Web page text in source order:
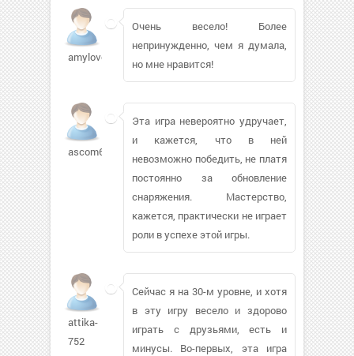
amylovoi
Очень весело! Более
непринужденно, чем я думала,
но мне нравится!
ascom64154
Эта игра невероятно удручает,
и кажется, что в ней
невозможно победить, не платя
постоянно за обновление
снаряжения. Мастерство,
кажется, практически не играет
роли в успехе этой игры.
attika-
752
Сейчас я на 30-м уровне, и хотя
в эту игру весело и здорово
играть с друзьями, есть и
минусы. Во-первых, эта игра